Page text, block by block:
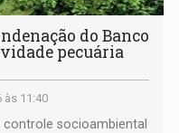
do Banco
pecuária
às 11:40
socioambiental